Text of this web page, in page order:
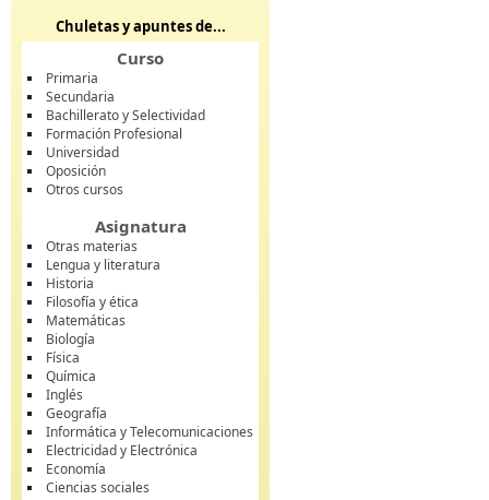
Chuletas y apuntes de...
Curso
Primaria
Secundaria
Bachillerato y Selectividad
Formación Profesional
Universidad
Oposición
Otros cursos
Asignatura
Otras materias
Lengua y literatura
Historia
Filosofía y ética
Matemáticas
Biología
Física
Química
Inglés
Geografía
Informática y Telecomunicaciones
Electricidad y Electrónica
Economía
Ciencias sociales